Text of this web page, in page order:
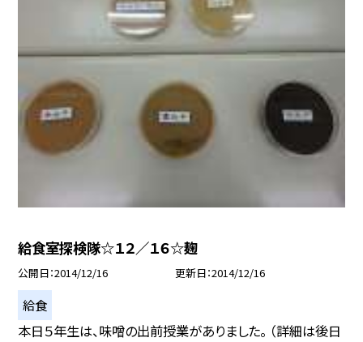
給食室探検隊☆１２／１６☆麹
公開日 2014/12/16 更新日 2014/12/16
給食
本日５年生は、味噌の出前授業がありました。 （詳細は後日